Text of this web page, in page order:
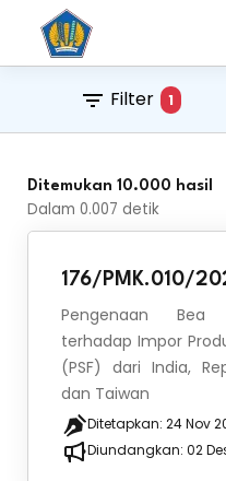
Filter 1
Ditemukan 10.000 hasil
Dalam 0.007 detik
176/PMK.010/
Pengenaan Bea
terhadap Impor
(PSF) dari India,
dan Taiwan
Ditetapkan: 24 Nov
Diundangkan: 02